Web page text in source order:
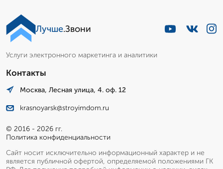
Лучше.Звони
Услуги электронного маркетинга и аналитики
Контакты
Москва, Лесная улица, 4. оф. 12
krasnoyarsk@stroyimdom.ru
© 2016 - 2026 гг.
Политика конфиденциальности
Сайт носит исключительно информационный характер и не
является публичной офертой, определяемой положениями ГК